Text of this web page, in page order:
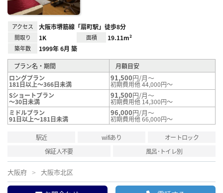
アクセス 大阪市堺筋線「扇町駅」徒歩8分
間取り 1K 面積 19.11m²
築年数 1999年 6月 築
プラン名・期間
月額目安
ロングプラン
181日以上～366日未満
91,500円/月～
初期費用他 44,000円～
Sショートプラン
～30日未満
91,500円/月～
初期費用他 14,300円～
ミドルプラン
91日以上～181日未満
96,000円/月～
初期費用他 66,000円～
駅近 wifiあり
オートロック
保証人不要
風呂･トイレ別
大阪府 大阪市北区